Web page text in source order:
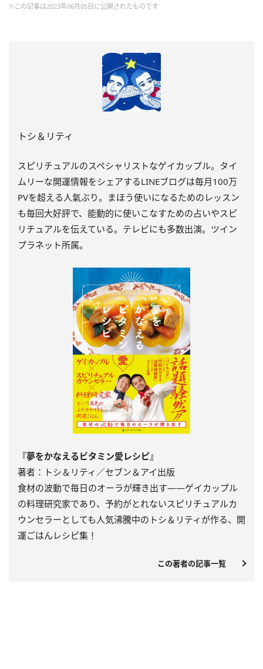
※この記事は2023年06月05日に公開されたものです
トシ＆リティ
スピリチュアルのスペシャリストなゲイカップル。タイ
ムリーな開運情報をシェアするLINEブログは毎月100万
PVを超える人氣ぶり。まほう使いになるためのレッスン
も毎回大好評で、能動的に使いこなすための占いやスピ
リチュアルを伝えている。テレビにも多数出演。ツイン
プラネット所属。
『夢をかなえるビタミン愛レシピ』
著者：トシ＆リティ／セブン＆アイ出版
食材の波動で毎日のオーラが輝き出す――ゲイカップル
の料理研究家であり、予約がとれないスピリチュアルカ
ウンセラーとしても人気沸騰中のトシ＆リティが作る、開
運ごはんレシピ集！
この著者の記事一覧